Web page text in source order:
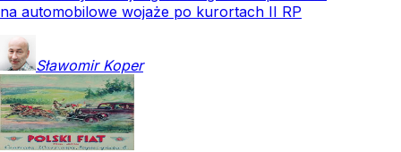
na automobilowe wojaże po kurortach II RP
Sławomir Koper